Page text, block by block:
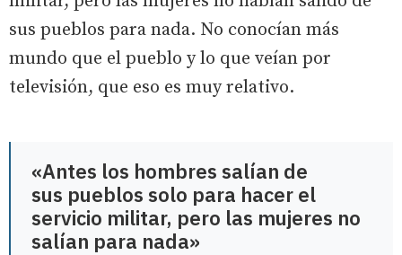
sus pueblos para nada. No conocían más
mundo que el pueblo y lo que veían por
televisión, que eso es muy relativo.
«Antes los hombres salían de
sus pueblos solo para hacer el
servicio militar, pero las mujeres no
salían para nada»